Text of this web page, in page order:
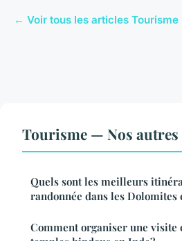
← Voir tous les articles Tourisme
Tourisme — Nos
Quels sont les meilleurs
randonnée dans les Dolomites
Comment organiser une visite